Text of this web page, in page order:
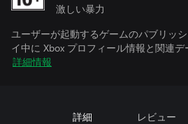
激しい暴力
ユーザーが起動するゲームのパブリッ
イ中に Xbox プロフィール情報と関連デ
詳細情報
詳細 レビュー